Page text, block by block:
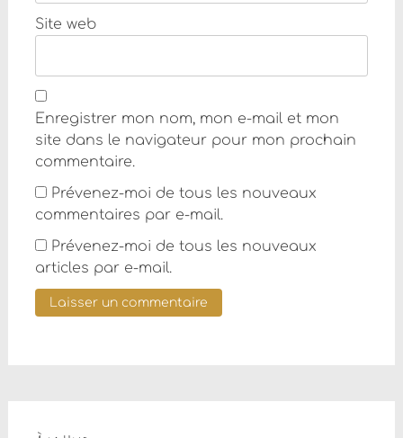
Site web
Enregistrer mon nom, mon e-mail et mon
site dans le navigateur pour mon prochain
commentaire.
Prévenez-moi de tous les nouveaux
commentaires par e-mail.
Prévenez-moi de tous les nouveaux
articles par e-mail.